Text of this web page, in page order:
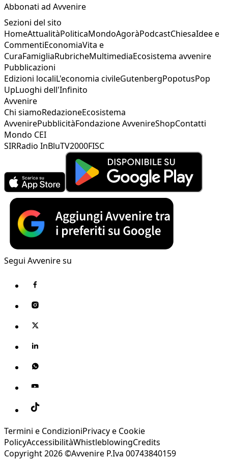
Abbonati ad Avvenire
Sezioni del sito
HomeAttualitàPoliticaMondoAgoràPodcastChiesaIdee e
CommentiEconomiaVita e
CuraFamigliaRubricheMultimediaEcosistema avvenire
Pubblicazioni
Edizioni localiL'economia civileGutenbergPopotusPop
UpLuoghi dell'Infinito
Avvenire
Chi siamoRedazioneEcosistema
AvvenirePubblicitàFondazione AvvenireShopContatti
Mondo CEI
SIRRadio InBluTV2000FISC
Segui Avvenire su
Termini e CondizioniPrivacy e Cookie
PolicyAccessibilitàWhistleblowingCredits
Copyright 2026 ©Avvenire P.Iva 00743840159